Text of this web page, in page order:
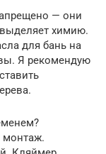
— они
выделяет химию.
для бань на
Я рекомендую
монтаж.